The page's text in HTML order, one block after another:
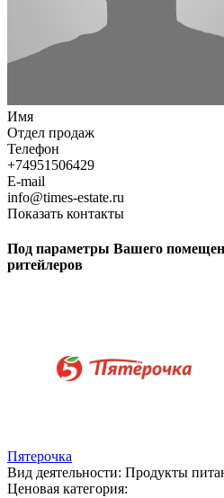
Имя
Отдел продаж
Телефон
+74951506429
E-mail
info@times-estate.ru
Показать контакты
Под параметры Вашего
ритейлеров
Пятерочка
Вид деятельности: Продукты
Ценовая категория: